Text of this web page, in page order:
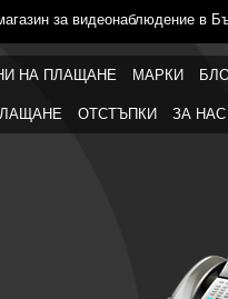
за видеонаблюдение в
НА ПЛАЩАНЕ МАРКИ
ОТСТЪПКИ ЗА НАС